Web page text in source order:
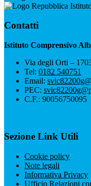
Contatti
Istituto Comprensivo
Via degli Orti –
Tel: 0182 540751
Email:
PEC:
C.F.: 90056750095
Sezione Link Utili
Cookie policy
Note legali
Informativa Privacy
Ufficio Relazioni